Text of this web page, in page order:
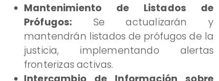
Mantenimiento de Listados de
Prófugos: Se actualizarán y
mantendrán listados de prófugos de la
justicia, implementando alertas
fronterizas activas.